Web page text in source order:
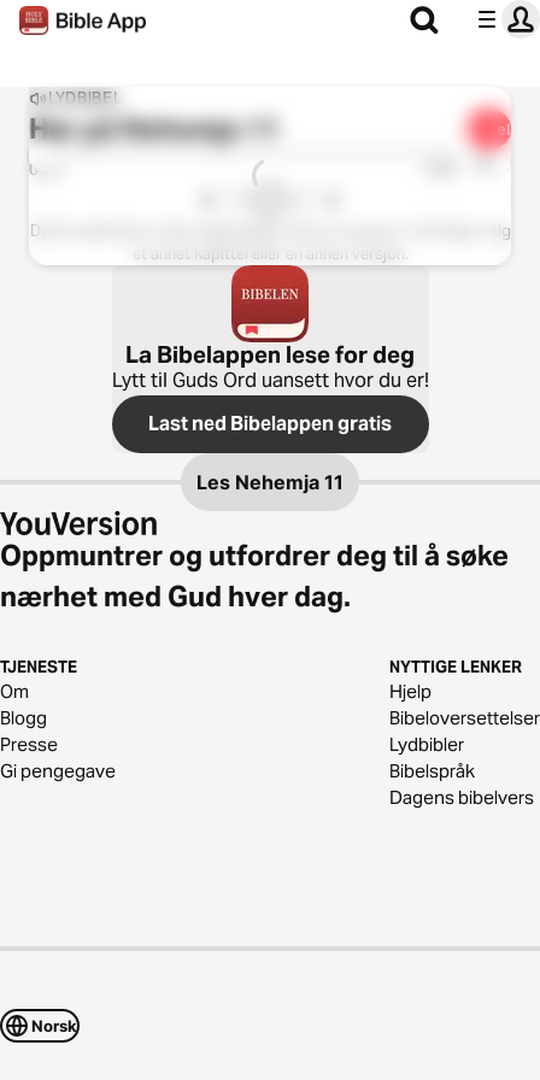
LYDBIBEL
Hør påNehemja 11 Del
0:00
Dette kapittelet er ikke tilgjengelig i denne versjonen. Vennligst velg
et annet kapittel eller en annen versjon.
La Bibelappen lese for deg
Lytt til Guds Ord uansett hvor du er!
Last ned Bibelappen gratis
Les Nehemja 11
Oppmuntrer og utfordrer deg til å søke
nærhet med Gud hver dag.
TJENESTE
Om
Blogg
Presse
Gi pengegave
NYTTIGE LENKER
Hjelp
Bibeloversettelser
Lydbibler
Bibelspråk
Dagens bibelvers
Norsk